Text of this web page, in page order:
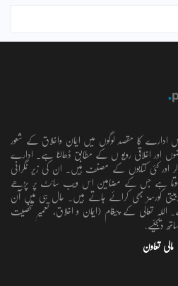
ادارے کا مقصد لوگوں میں ایمان واخلاق کے شعور
اور اخلاقی رویو ں کے مطابق ڈھالنا ہے۔ ادارے
اور کئی کتابوں کے مصنف ہیں۔ ان کی زیر نگرانی
ہوتا ہے جس کے مضامین اس ویب سائٹ پر پڑھے
کورسز بھی کرائے جاتے ہیں۔ حال ہی میں آن
اللہ تعالٰی کے پیغام (ایمان و اخلاق، تعمیرِ شخصیت
دیجئیے.
مالی تعاون